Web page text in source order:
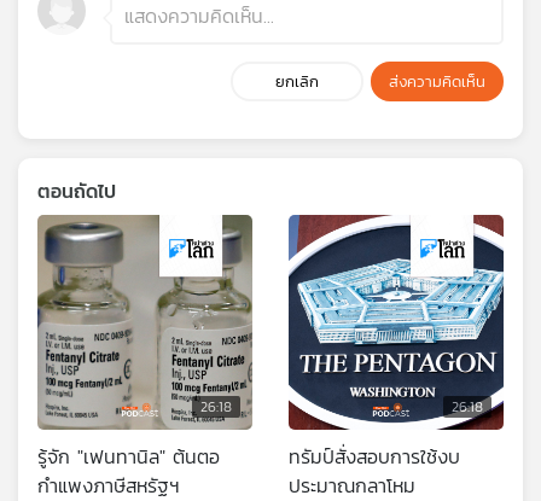
ยกเลิก ส่งความคิดเห็น
ตอนถัดไป
26:18
รู้จัก "เฟนทานิล" ต้นตอ
กำแพงภาษีสหรัฐฯ
26:18
ทรัมป์สั่งสอบการใช้งบ
ประมาณกลาโหม